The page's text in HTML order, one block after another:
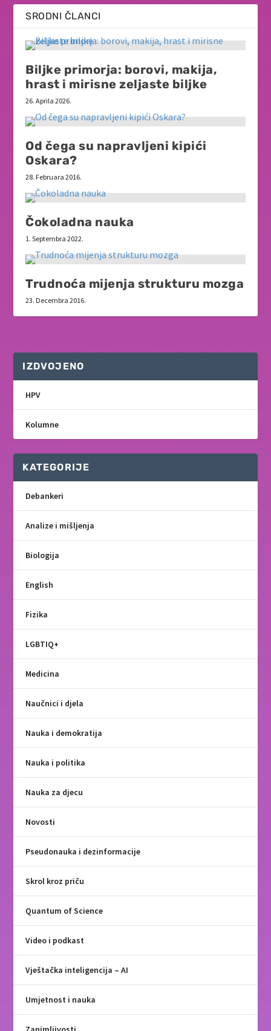
SRODNI ČLANCI
Biljke primorja: borovi, makija,
hrast i mirisne zeljaste biljke
26. Aprila 2026.
Od čega su napravljeni kipići
Oskara?
28. Februara 2016.
Čokoladna nauka
1. Septembra 2022.
Trudnoća mijenja strukturu mozga
23. Decembra 2016.
IZDVOJENO
HPV
Kolumne
KATEGORIJE
Debankeri
Analize i mišljenja
Biologija
English
Fizika
LGBTIQ+
Medicina
Naučnici i djela
Nauka i demokratija
Nauka i politika
Nauka za djecu
Novosti
Pseudonauka i dezinformacije
Skrol kroz priču
Quantum of Science
Video i podkast
Vještačka inteligencija – AI
Umjetnost i nauka